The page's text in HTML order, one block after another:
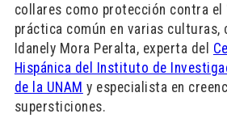
collares como protección contra el
práctica común en varias culturas,
Idanely Mora Peralta, experta del
Hispánica del Instituto de
de la UNAM y especialista en
supersticiones.